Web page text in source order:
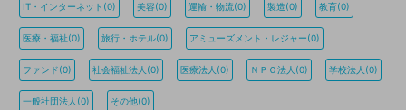
IT・インターネット(0) 美容(0) 運輸・物流(0) 製造(0) 教育(0)
医療・福祉(0) 旅行・ホテル(0) アミューズメント・レジャー(0)
ファンド(0) 社会福祉法人(0) 医療法人(0) ＮＰＯ法人(0) 学校法人(0)
一般社団法人(0) その他(0)